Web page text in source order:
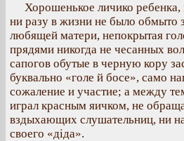
Хорошенькое личико
ни разу в жизни не было обмыто
любящей матери, непокрытая
прядями никогда не чесанных
сапогов обутые в черную кору
буквально «голе й босе», само
сожаление и участие; а между
играл красным яичком, не
вздыхающих слушательниц, ни
своего «діда».